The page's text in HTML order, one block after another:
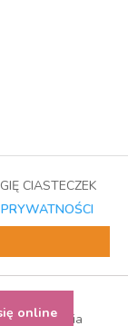
|
Proud Media
online
CIASTECZEK